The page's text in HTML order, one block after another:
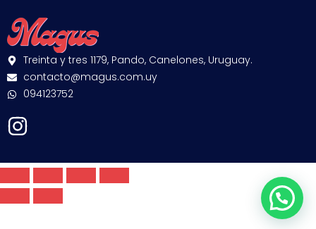
Treinta y tres 1179, Pando, Canelones, Uruguay.
contacto@magus.com.uy
094123752